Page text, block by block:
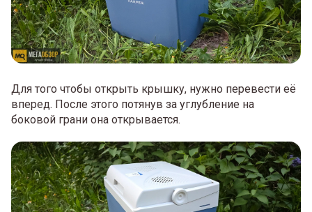
Для того чтобы открыть крышку, нужно перевести её
вперед. После этого потянув за углубление на
боковой грани она открывается.